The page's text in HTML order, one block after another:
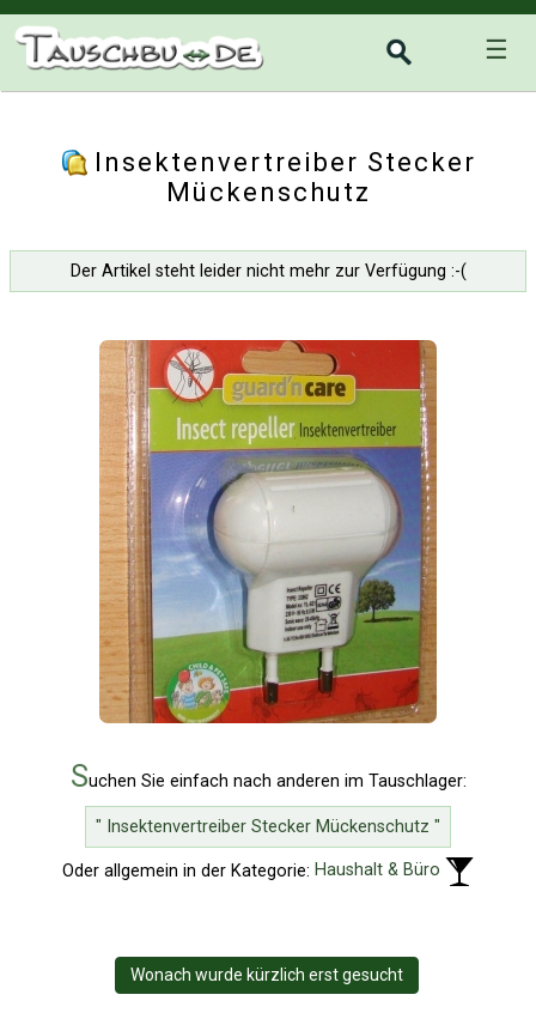
☰
Insektenvertreiber Stecker
Mückenschutz
Der Artikel steht leider nicht mehr zur Verfügung :-(
Suchen Sie einfach nach anderen im Tauschlager:
" Insektenvertreiber Stecker Mückenschutz "
Oder allgemein in der Kategorie: Haushalt & Büro
Wonach wurde kürzlich erst gesucht